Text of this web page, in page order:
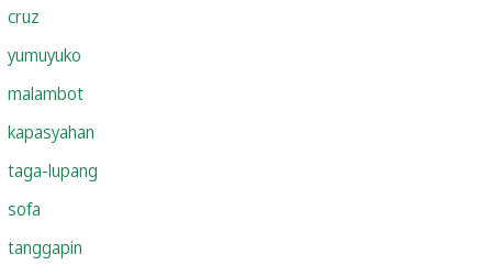
cruz
yumuyuko
malambot
kapasyahan
taga-lupang
sofa
tanggapin